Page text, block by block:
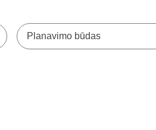
Planavimo būdas